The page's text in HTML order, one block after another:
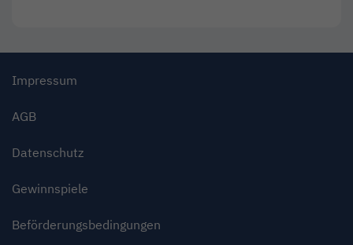
Impressum
AGB
Datenschutz
Gewinnspiele
Beförderungsbedingungen